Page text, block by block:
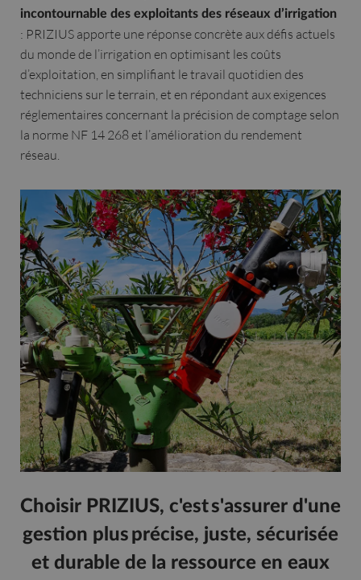
incontournable des exploitants des réseaux d’irrigation
: PRIZIUS apporte une réponse concrète aux défis actuels
du monde de l’irrigation en optimisant les coûts
d’exploitation, en simplifiant le travail quotidien des
techniciens sur le terrain, et en répondant aux exigences
réglementaires concernant la précision de comptage selon
la norme NF 14 268 et l’amélioration du rendement
réseau.
Choisir PRIZIUS, c'est s'assurer d'une
gestion plus précise, juste, sécurisée
et durable de la ressource en eaux